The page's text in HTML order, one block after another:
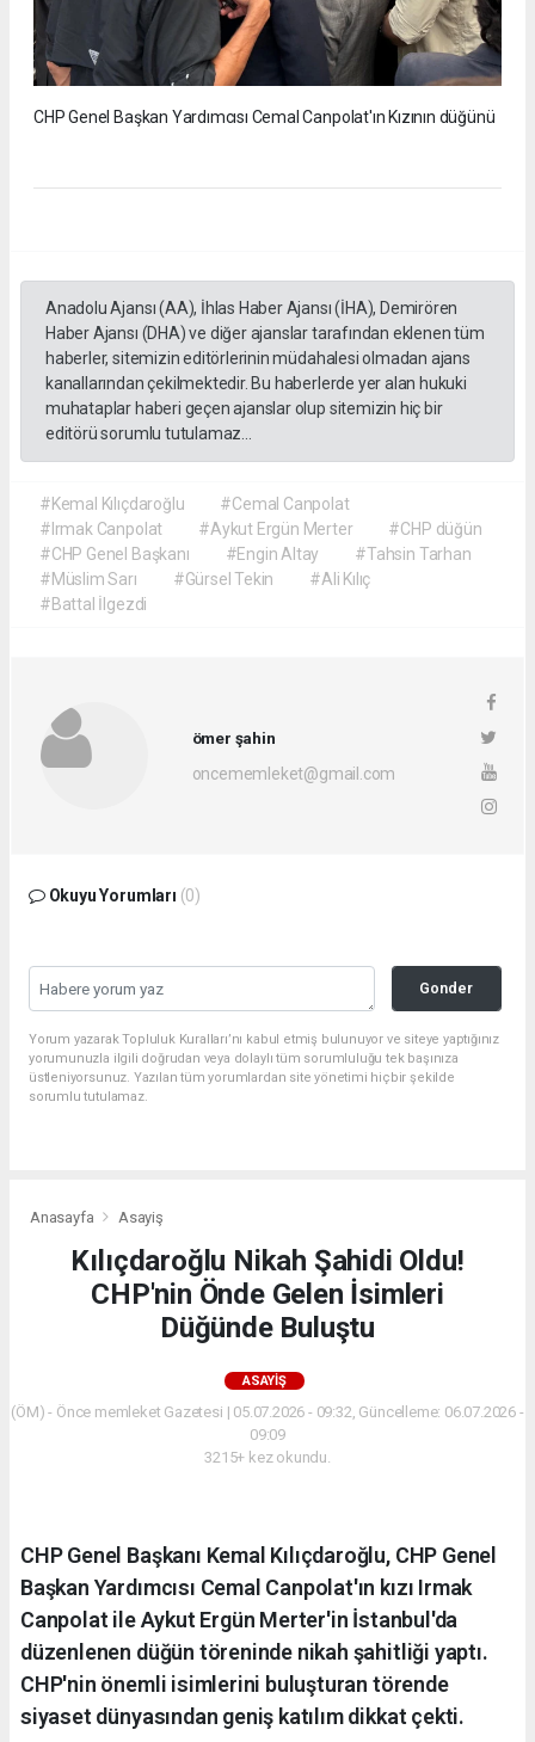
CHP Genel Başkan Yardımcısı Cemal Canpolat'ın Kızının düğünü
Anadolu Ajansı (AA), İhlas Haber Ajansı (İHA), Demirören
Haber Ajansı (DHA) ve diğer ajanslar tarafından eklenen tüm
haberler, sitemizin editörlerinin müdahalesi olmadan ajans
kanallarından çekilmektedir. Bu haberlerde yer alan hukuki
muhataplar haberi geçen ajanslar olup sitemizin hiç bir
editörü sorumlu tutulamaz...
#Kemal Kılıçdaroğlu
#Cemal Canpolat
#Irmak Canpolat
#Aykut Ergün Merter
#CHP düğün
#CHP Genel Başkanı
#Engin Altay
#Tahsin Tarhan
#Müslim Sarı
#Gürsel Tekin
#Ali Kılıç
#Battal İlgezdi
ömer şahin
oncememleket@gmail.com
Okuyu Yorumları (0)
Gonder
Yorum yazarak Topluluk Kuralları’nı kabul etmiş bulunuyor ve siteye yaptığınız
yorumunuzla ilgili doğrudan veya dolaylı tüm sorumluluğu tek başınıza
üstleniyorsunuz. Yazılan tüm yorumlardan site yönetimi hiçbir şekilde
sorumlu tutulamaz.
Anasayfa Asayiş
Kılıçdaroğlu Nikah Şahidi Oldu!
CHP'nin Önde Gelen İsimleri
Düğünde Buluştu
ASAYIŞ
(ÖM) - Önce memleket Gazetesi | 05.07.2026 - 09:32, Güncelleme: 06.07.2026 -
09:09
3215+ kez okundu.
CHP Genel Başkanı Kemal Kılıçdaroğlu, CHP Genel
Başkan Yardımcısı Cemal Canpolat'ın kızı Irmak
Canpolat ile Aykut Ergün Merter'in İstanbul'da
düzenlenen düğün töreninde nikah şahitliği yaptı.
CHP'nin önemli isimlerini buluşturan törende
siyaset dünyasından geniş katılım dikkat çekti.